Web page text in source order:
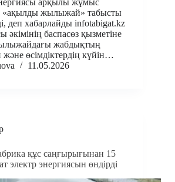
арқылы жұмыс
«ақылды жылыжай» табысты
деп хабарлайды infotabigat.kz
баспасөз қызметіне
жабдықтың
өсімдіктердің күйін…
11.05.2026
құс саңғырығынан 15
электр энергиясын өндірді